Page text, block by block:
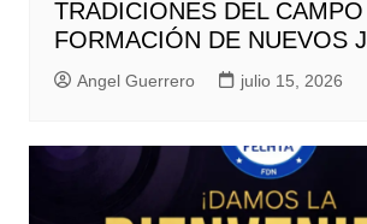
TRADICIONES DEL
FORMACIÓN DE NUEVOS
Angel Guerrero julio 15, 2026